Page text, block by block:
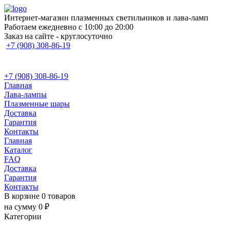
Интернет-магазин плазменных светильников и лава-ламп
Работаем ежедневно с 10:00 до 20:00
Заказ на сайте - круглосуточно
+7 (908) 308-86-19
+7 (908) 308-86-19
Главная
Лава-лампы
Плазменные шары
Доставка
Гарантия
Контакты
Главная
Каталог
FAQ
Доставка
Гарантия
Контакты
В корзине 0 товаров
на сумму 0 ₽
Категории